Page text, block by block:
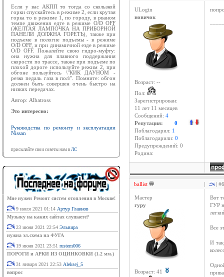
Если у вас АКПП то тогда со скользкой
горки спускайтесь в режиме 2, если крутая
горка то в режиме 1, по городу, в рваном
темпе движения едте в режиме O/D OFF
(ЖЕЛТАЯ ЛАМПОЧКА НА ПРИБОРНОЙ
ПАНЕЛИ ДОЛЖНА ГОРЕТЬ), также при
подъеме в пологие подъемы - в режиме
O/D OFF, и при динамичной езде в режиме
O/D OFF. Пожалейте свою гидро-муфту:
она нужна для плавного поддержания
скорости по трассе, также при подъеме по
плохой дороге используйте режим 2, при
обгоне пользуйтесь \"КИК ДАУНОМ -
резко педаль газа в пол\". Помните: обгон
должен быть совершен очень быстро на
низких передачах.
Автор: Albatross
Это интересно:
Руководства по ремонту и эксплуатации
Nissan
присылайте свои советы нам в ЛС
Мне нужен Ремонт систем отопления в Москве!
9 июля 2021 01:14 Артур Главнов
Музыку на каких сайтах слушаете?
23 июня 2021 22:54 Эльвира
нужна эл.схема на ФУГА
19 июня 2021 23:51 rustem006
ПОРОГИ и АРКИ ИЗ ОЦИНКОВКИ (1.2 мм.)
31 января 2021 22:53 Aleksej_5
вопрос
ULogin
новичок
Возраст: --
Пол:
Зарегистрирован:
11 лет 11 месяцев
Сообщений: 4
Репутация: 0
Поблагодарил: 1
Поблагодарили: 0
Предупреждений: 0
Родина:
ballist | |
Мастер
гуру
Возраст: 41
Вот
ГУР
Все
И